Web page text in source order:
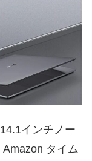
インチノー
Amazon タイム